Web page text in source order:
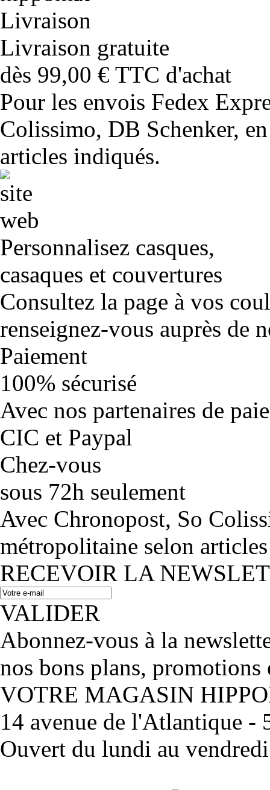
Livraison gratuite
dès 99,00 € TTC d'achat
Pour les envois Fedex
Colissimo, DB Schenker,
articles indiqués.
Personnalisez casques,
casaques et couvertures
Consultez la page à vos
renseignez-vous auprès de
Paiement
100% sécurisé
Avec nos partenaires de
CIC et Paypal
Chez-vous
sous 72h seulement
Avec Chronopost, So
métropolitaine selon
RECEVOIR LA
VALIDER
Abonnez-vous à la
nos bons plans, promotions
VOTRE MAGASIN
14 avenue de l'Atlantique -
Ouvert du lundi au